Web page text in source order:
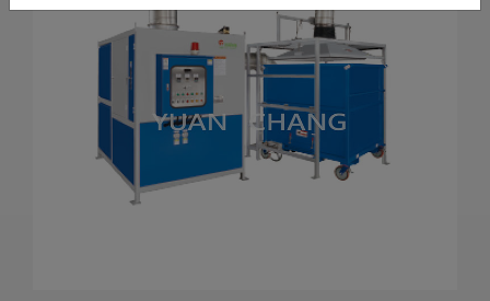
繁體中文 English (US)